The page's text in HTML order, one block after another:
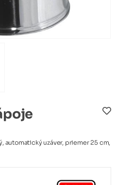
automatický uzáver, priemer 25 cm,